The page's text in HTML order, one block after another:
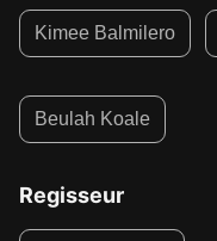
Kimee Balmilero
Beulah Koale
Regisseur